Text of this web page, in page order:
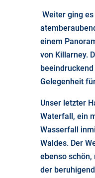
Weiter ging
einem
von Killarney.
Gelegenheit
Unser letzter
Waterfall, ein
Wasserfall
Waldes. Der
ebenso schön,
der